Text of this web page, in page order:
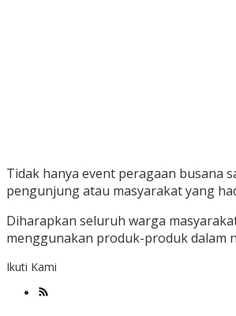
Tidak hanya event peragaan busana
pengunjung atau masyarakat yang
Diharapkan seluruh warga
menggunakan produk-produk dalam
Ikuti Kami